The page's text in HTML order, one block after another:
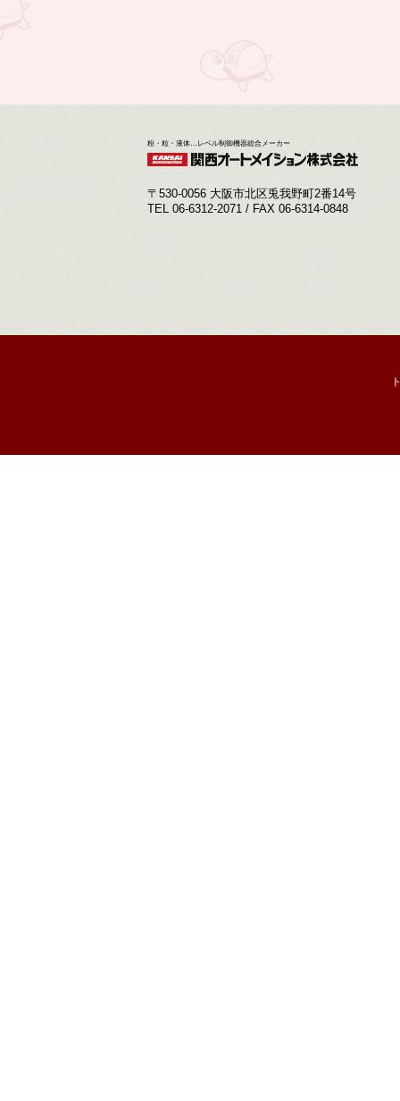
粉・粒・液体…レベル制御機器総合メーカー
〒530-0056 大阪市北区兎我野町2番14号
TEL 06-6312-2071 / FAX 06-6314-0848